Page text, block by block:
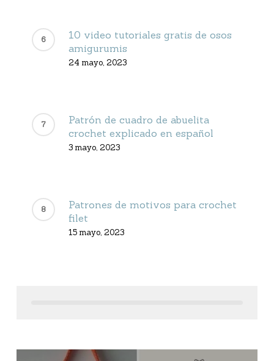
10 video tutoriales gratis de osos
amigurumis
24 mayo, 2023
Patrón de cuadro de abuelita
crochet explicado en español
3 mayo, 2023
Patrones de motivos para crochet
filet
15 mayo, 2023